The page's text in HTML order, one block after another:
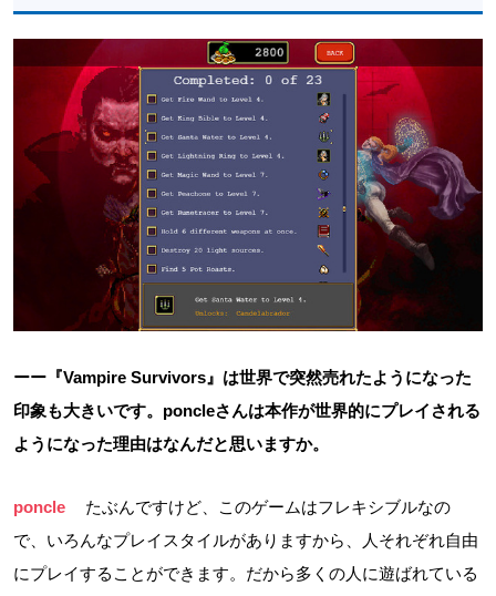
ーー『Vampire Survivors』は世界で突然売れたようになった
印象も大きいです。poncleさんは本作が世界的にプレイされる
ようになった理由はなんだと思いますか。
poncle
たぶんですけど、このゲームはフレキシブルなの
で、いろんなプレイスタイルがありますから、人それぞれ自由
にプレイすることができます。だから多くの人に遊ばれている